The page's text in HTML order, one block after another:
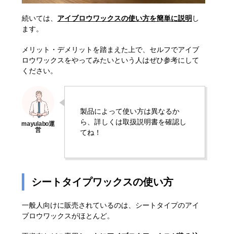
続いては、 アイブロウワックスの使い方を簡単に説明 し
ます。
メリット・デメリットを踏まえた上で、セルフでアイブ
ロウワックスをやってみたいという人はぜひ参考にして
ください。
製品によって使い方は異なるか
ら、詳しくは取扱説明書を確認し
てね！
シートタイプワックスの使い方
一般人向けに販売されているのは、シートタイプのアイ
ブロウワックスがほとんど。